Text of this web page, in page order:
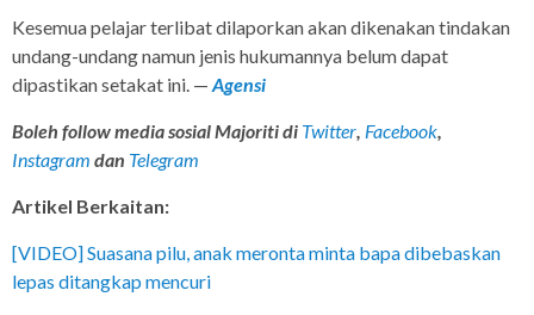
Kesemua pelajar terlibat dilaporkan akan dikenakan tindakan
undang-undang namun jenis hukumannya belum dapat
dipastikan setakat ini. — Agensi
Boleh follow media sosial Majoriti di Twitter, Facebook,
Instagram dan Telegram
Artikel Berkaitan:
[VIDEO] Suasana pilu, anak meronta minta bapa dibebaskan
lepas ditangkap mencuri